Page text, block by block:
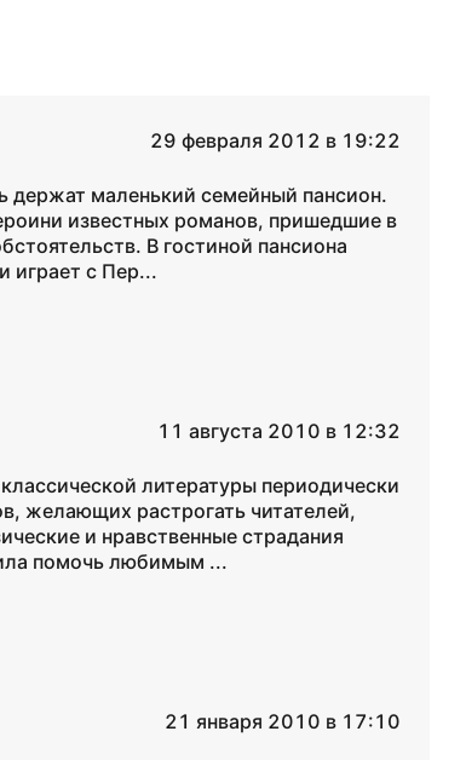
29 февраля 2012 в 19:22
держат маленький семейный пансион.
известных романов, пришедшие в
В гостиной пансиона
играет с Пер...
11 августа 2010 в 12:32
литературы периодически
желающих растрогать читателей,
и нравственные страдания
помочь любимым ...
21 января 2010 в 17:10